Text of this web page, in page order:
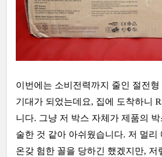
이번에는 소비전력까지 줄인 절전
기대가 되었는데요, 집에 도착하니
니다. 그냥 저 박스 자체가 제품의
술한 것 같아 아쉬웠습니다. 저 멀리
온갖 험한 꼴을 당하긴 했겠지만, 저